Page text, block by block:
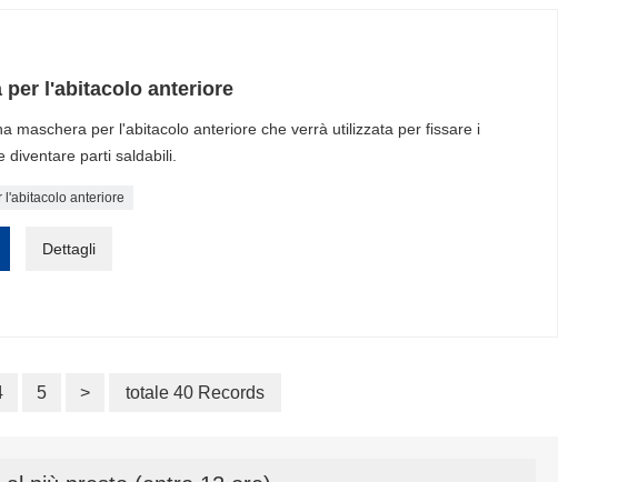
per l'abitacolo anteriore
maschera per l'abitacolo anteriore che verrà utilizzata per fissare i
diventare parti saldabili.
l'abitacolo anteriore
Dettagli
5 > totale 40 Records